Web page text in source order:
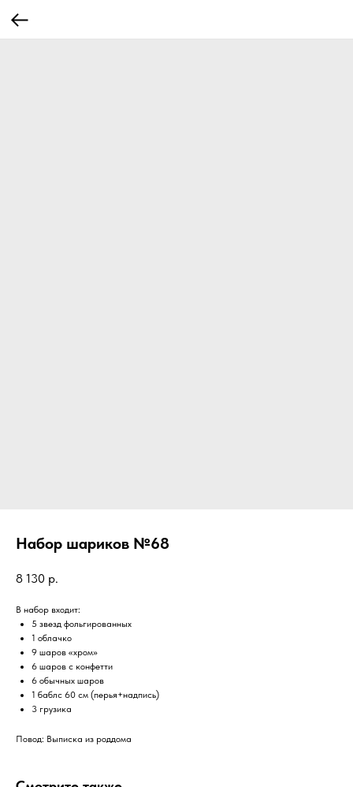
Набор шариков №68
8 130 р.
В набор входит:
5 звезд фольгированных
1 облачко
9 шаров «хром»
6 шаров с конфетти
6 обычных шаров
1 баблс 60 см (перья+надпись)
3 грузика
Повод: Выписка из роддома